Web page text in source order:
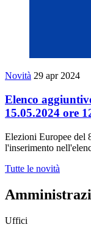
Novità 29 apr 2024
Elenco
15.05.2024 ore
Elezioni Europee del
l'inserimento
Tutte le novità
Uffici